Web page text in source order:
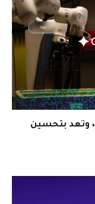
جوجل تكشف عن Gemini Robotics 2.0، وتعد بتحسين